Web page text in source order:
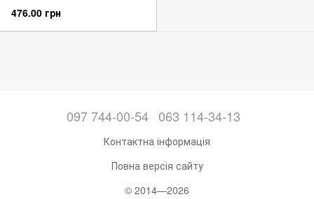
476.00 грн
097 744-00-54 063 114-34-13
Контактна інформація
Повна версія сайту
© 2014—2026